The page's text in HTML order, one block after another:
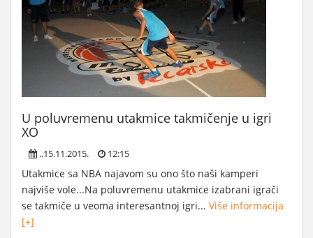
U poluvremenu utakmice takmičenje u igri
XO
..15.11.2015. 12:15
Utakmice sa NBA najavom su ono što naši kamperi
najviše vole...Na poluvremenu utakmice izabrani igrači
se takmiče u veoma interesantnoj igri... Više informacija
[+]